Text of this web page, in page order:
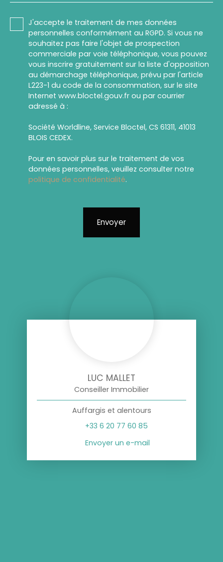
J'accepte le traitement de mes données
personnelles conformément au RGPD. Si vous ne
souhaitez pas faire l'objet de prospection
commerciale par voie téléphonique, vous pouvez
vous inscrire gratuitement sur la liste d'opposition
au démarchage téléphonique, prévu par l'article
L223-1 du code de la consommation, sur le site
Internet www.bloctel.gouv.fr ou par courrier
adressé à :
Société Worldline, Service Bloctel, CS 61311, 41013
BLOIS CEDEX.
Pour en savoir plus sur le traitement de vos
données personnelles, veuillez consulter notre
politique de confidentialité.
Envoyer
LUC MALLET
Conseiller Immobilier
Auffargis et alentours
+33 6 20 77 60 85
Envoyer un e-mail